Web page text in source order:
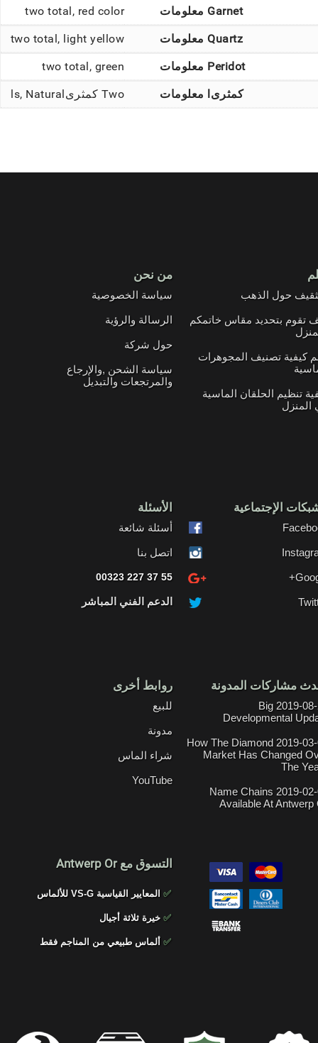
Garnet معلومات two total, red color
Quartz معلومات two total, light yellow
Peridot معلومات two total, green
كمثرىl معلومات Two كمثرىls, Natural
من نحن
سياسة الخصوصية
الرسالة والرؤية
حول شركة
سياسة الشحن ,والإرجاع
والمرتجعات والتبديل
حول الذهب
تقوم بتحديد مقاس خاتمكم
كيفية تصنيف المجوهرات
تنظيم الحلقان الماسية
المنزل
الأسئلة
أسئلة شائعة
اتصل بنا
00323 227 37 55
الدعم الفني المباشر
الإجتماعية
روابط أخرى
للبيع
مدونة
شراء الماس
YouTube
مشاركات المدونة
2019-08-21 Big
Developmental
2019-03-01 How The Diamond
Market Has Changed
The
2019-02-06 Name Chains
Available At Antwerp
التسوق مع Antwerp Or
✅ المعايير القياسية VS-G للألماس
✅ خيرة ثلاثة أجيال
✅ ألماس طبيعي من المناجم فقط